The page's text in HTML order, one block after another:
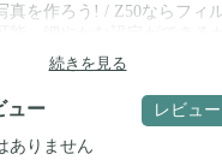
真を作ろう! / Z50ならフィ
写せます。 / ファインダーも
ザインだけど、約3cmの小型
クト。 / しっかりとした深
、長時間の持ち歩きでも疲
る優秀キットレンズで、ス
続きを見る
ュー レビュ
ありません